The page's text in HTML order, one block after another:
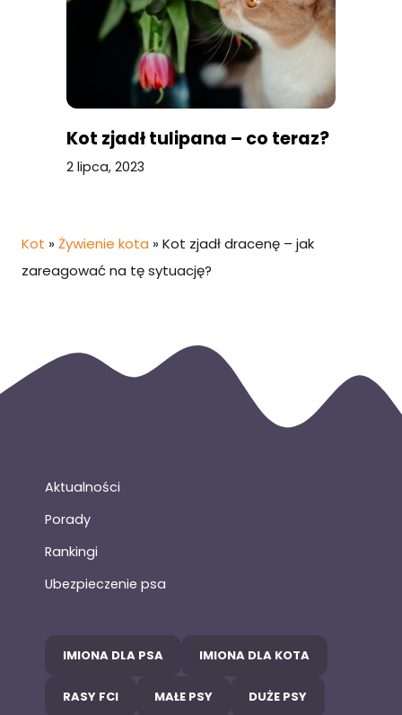
Kot zjadł tulipana – co teraz?
2 lipca, 2023
Kot » Żywienie kota » Kot zjadł dracenę – jak
zareagować na tę sytuację?
Aktualności
Porady
Rankingi
Ubezpieczenie psa
IMIONA DLA PSA IMIONA DLA KOTA
RASY FCI MAŁE PSY DUŻE PSY